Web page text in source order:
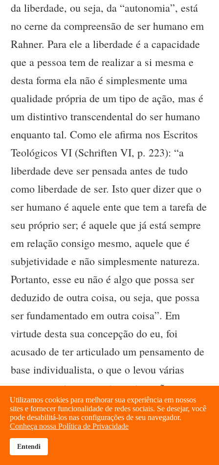
da liberdade, ou seja, da “autonomia”, está
no cerne da compreensão de ser humano em
Rahner. Para ele a liberdade é a capacidade
que a pessoa tem de realizar a si mesma e
desta forma ela não é simplesmente uma
qualidade própria de um tipo de ação, mas é
um distintivo transcendental do ser humano
enquanto tal. Como ele afirma nos Escritos
Teológicos VI (Schriften VI, p. 223): “a
liberdade deve ser pensada antes de tudo
como liberdade de ser. Isto quer dizer que o
ser humano é aquele ente que tem a tarefa de
seu próprio ser; é aquele que já está sempre
em relação consigo mesmo, aquele que é
subjetividade e não simplesmente natureza.
Portanto, esse eu não é algo que possa ser
deduzido de outra coisa, ou seja, que possa
ser fundamentado em outra coisa”. Em
virtude desta sua concepção do eu, foi
acusado de ter articulado um pensamento de
base individualista, o que o levou várias
vezes a mostrar que esta postura não
significa uma defesa de um individualismo
possessivo como ele emergiu na
modernidade.
brightness_high
Utilizamos cookies para melhorar sua experiência em nossos
sites e fornecer funcionalidade de redes sociais. Se desejar, você
pode desabilitá-los nas configurações de seu navegador.
Conheça nossa Política de Privacidade
Entendi